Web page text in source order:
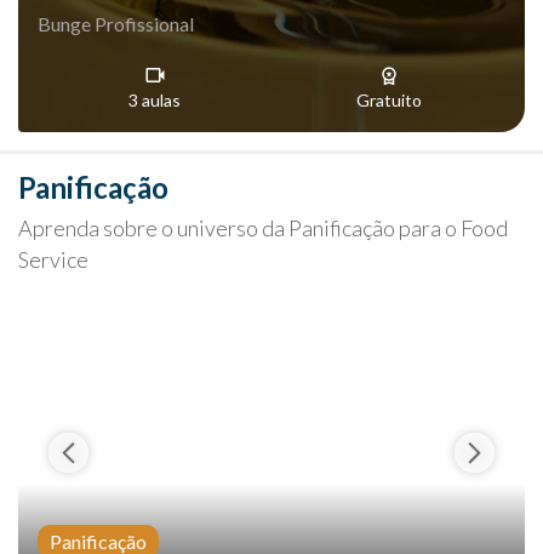
Bunge Profissional
3 aulas Gratuito
Panificação
Aprenda sobre o universo da Panificação para o Food
Service
Panificação